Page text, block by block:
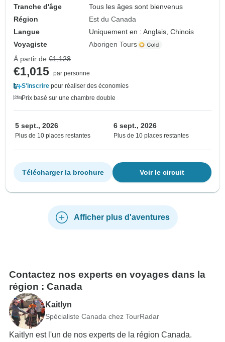
Tranche d'âge
Tous les âges sont bienvenus
Région
Est du Canada
Langue
Uniquement en : Anglais, Chinois
Voyagiste
Aborigen Tours
À partir de €1,128
€1,015 par personne
S'inscrire pour réaliser des économies
Prix basé sur une chambre double
5 sept., 2026
Plus de 10 places restantes
6 sept., 2026
Plus de 10 places restantes
Voir le circuit
Télécharger la brochure
Afficher plus d'aventures
Contactez nos experts en voyages dans la
région : Canada
Kaitlyn
Spécialiste Canada chez TourRadar
Kaitlyn est l'un de nos experts de la région Canada.